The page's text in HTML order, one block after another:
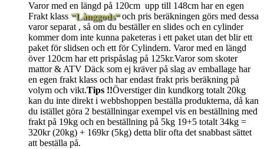
Varor med en längd på 120cm upp till 148cm har en egen
Frakt klass “Långgods“och pris beräkningen görs med dessa
varor separat , så om du beställer en slides och en cylinder
kommer dom inte kunna paketeras i ett paket utan det blir ett
paket för slidsen och ett för Cylindern. Varor med en längd
över 120cm har ett prispåslag på 125kr.Varor som skoter
mattor & ATV Däck som ej kräver på slag av emballage har
en egen frakt klass och har endast frakt pris beräkning på
volym och vikt.Tips !!Överstiger din kundkorg totalt 20kg
kan du inte direkt i webbshoppen beställa produkterna, då kan
du istället göra 2 beställningar exempel vis en beställning med
frakt på 19kg och en beställning på 5kg 19+5 totalt 34kg =
320kr (20kg) + 169kr (5kg) detta blir ofta det snabbast sättet
att beställa på.